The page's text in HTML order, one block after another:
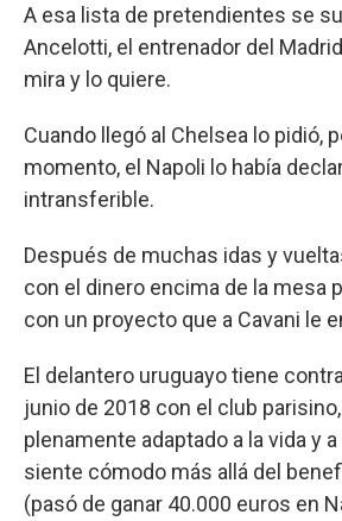
A esa lista de pretendientes se
Ancelotti, el entrenador del
mira y lo quiere.
Cuando llegó al Chelsea lo pidió,
momento, el Napoli lo había
intransferible.
Después de muchas idas y
con el dinero encima de la mesa
con un proyecto que a Cavani le
El delantero uruguayo tiene
junio de 2018 con el club
plenamente adaptado a la vida y
siente cómodo más allá del
(pasó de ganar 40.000 euros en